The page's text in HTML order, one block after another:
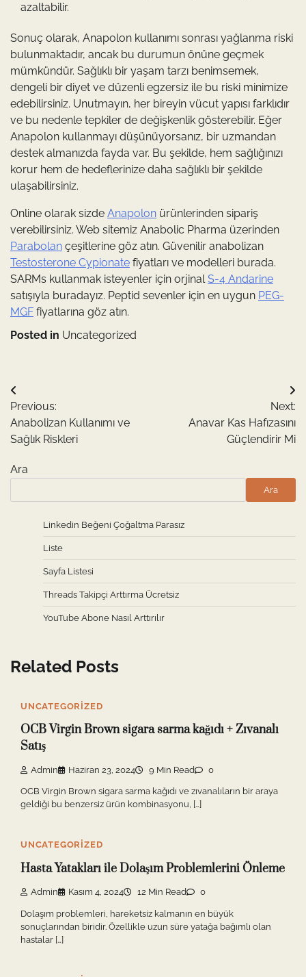
azaltabilir.
Sonuç olarak, Anapolon kullanımı sonrası yağlanma riski
bulunmaktadır, ancak bu durumun önüne geçmek
mümkündür. Sağlıklı bir yaşam tarzı benimsemek,
dengeli bir diyet ve düzenli egzersiz ile bu riski minimize
edebilirsiniz. Unutmayın, her bireyin vücut yapısı farklıdır
ve bu nedenle tepkiler de değişkenlik gösterebilir. Eğer
Anapolon kullanmayı düşünüyorsanız, bir uzmandan
destek almanızda fayda var. Bu şekilde, hem sağlığınızı
korur hem de hedeflerinize daha sağlıklı bir şekilde
ulaşabilirsiniz.
Online olarak sizde Anapolon ürünlerinden sipariş
verebilirsiniz. Web sitemiz Anabolic Pharma üzerinden
Parabolan çeşitlerine göz atın. Güvenilir anabolizan
Testosterone Cypionate fiyatları ve modelleri burada.
SARMs kullanmak isteyenler için orjinalS-4 Andarine
satışıyla buradayız. Peptid sevenler için en uygun PEG-
MGF fiyatlarına göz atın.
Posted in Uncategorized
Yazı
gezinmesi
Previous:
Anabolizan Kullanımı ve
Sağlık Riskleri
Next:
Anavar Kas Hafızasını
Güçlendirir Mi
Ara
Ara
Linkedin Beğeni Çoğaltma Parasız
Liste
Sayfa Listesi
Threads Takipçi Arttırma Ücretsiz
YouTube Abone Nasıl Arttırılır
Related Posts
UNCATEGORIZED
OCB Virgin Brown sigara sarma kağıdı + Zıvanalı
Satış
Admin Haziran 23, 2024 9 Min Read 0
OCB Virgin Brown sigara sarma kağıdı ve zıvanalıların bir araya
geldiği bu benzersiz ürün kombinasyonu, […]
UNCATEGORIZED
Hasta Yatakları ile Dolaşım Problemlerini Önleme
Admin Kasım 4, 2024 12 Min Read 0
Dolaşım problemleri, hareketsiz kalmanın en büyük
sonuçlarından biridir. Özellikle uzun süre yatağa bağımlı olan
hastalar […]